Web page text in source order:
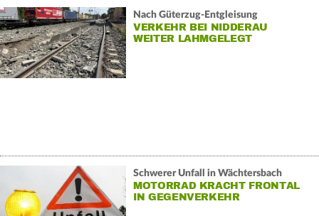
Nach Güterzug-Entgleisung
VERKEHR BEI NIDDERAU
WEITER LAHMGELEGT
Schwerer Unfall in Wächtersbach
MOTORRAD KRACHT FRONTAL
IN GEGENVERKEHR